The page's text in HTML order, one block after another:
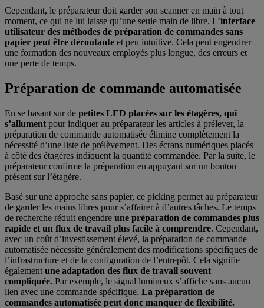
Cependant, le préparateur doit garder son scanner en main à tout
moment, ce qui ne lui laisse qu’une seule main de libre. L’interface
utilisateur des méthodes de préparation de commandes sans
papier peut être déroutante et peu intuitive. Cela peut engendrer
une formation des nouveaux employés plus longue, des erreurs et
une perte de temps.
Préparation de commande automatisée
En se basant sur de petites LED placées sur les étagères, qui
s’allument pour indiquer au préparateur les articles à prélever, la
préparation de commande automatisée élimine complètement la
nécessité d’une liste de prélèvement. Des écrans numériques placés
à côté des étagères indiquent la quantité commandée. Par la suite, le
préparateur confirme la préparation en appuyant sur un bouton
présent sur l’étagère.
Basé sur une approche sans papier, ce picking permet au préparateur
de garder les mains libres pour s’affairer à d’autres tâches. Le temps
de recherche réduit engendre une préparation de commandes plus
rapide et un flux de travail plus facile à comprendre. Cependant,
avec un coût d’investissement élevé, la préparation de commande
automatisée nécessite généralement des modifications spécifiques de
l’infrastructure et de la configuration de l’entrepôt. Cela signifie
également une adaptation des flux de travail souvent
compliquée. Par exemple, le signal lumineux s’affiche sans aucun
lien avec une commande spécifique. La préparation de
commandes automatisée peut donc manquer de flexibilité.